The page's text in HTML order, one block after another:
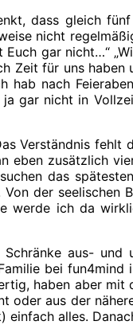
dass gleich
nicht
gar nicht…“
für uns
hab nach
gar nicht in
Verständnis
eben zusätzlich
das
der
werde ich da
aus-
bei
haben aber
oder aus der
alles.